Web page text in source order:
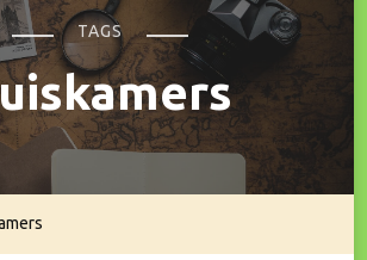
TAGS